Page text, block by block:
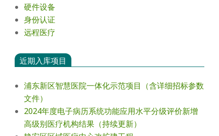
硬件设备
身份认证
远程医疗
近期入库项目
浦东新区智慧医院一体化示范项目（含详细招标参数
文件）
2024年度电⼦病历系统功能应⽤⽔平分级评价新增
⾼级别医疗机构结果（持续更新）